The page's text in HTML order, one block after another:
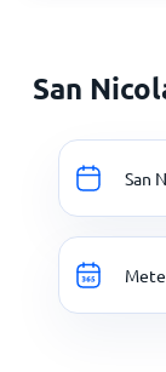
San
San